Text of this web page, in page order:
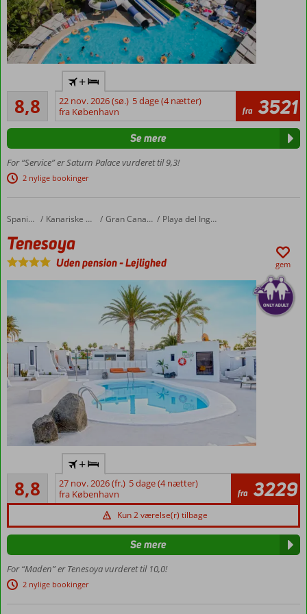
Vandland
rutsjebaner,
miniklub,
legeplads
underholdningsprogram
Temabuffet
og 2 a la
carte-
Privat
sandstrand
Værelser
4
8,8
Alletiders
342
anmeldelser
+
22 nov. 2026 (sø.) 5 dage (4 nætter)
fra København
fra 3521
For “Service” er Saturn Palace vurderet til 9,3!
2 nylige bookinger
Se mere
Forside Spanien Kanariske Øer Gran Canaria Playa del Ingles
Tenesoya
Tenesoya
Uden pension-Lejlighed gem
Voksenhotel
aldersgrænse
18 år
centrum
del
Ingles
Hyggelige
8,8
Alletiders
130
anmeldelser
+
27 nov. 2026 (fr.) 5 dage (4 nætter)
fra København
fra 3229
Kun 2 værelse(r) tilbage
For “Maden” er Tenesoya vurderet til 10,0!
2 nylige bookinger
Se mere